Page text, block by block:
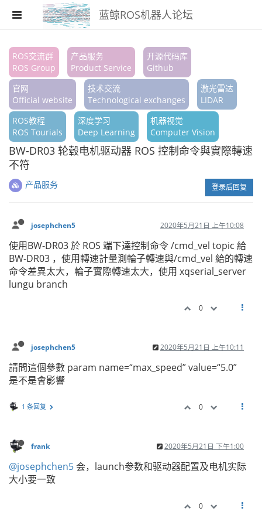
蓝鲸ROS机器人论坛
注册
登录
搜索
版块
话题
热门
ROS交流群
ROS Group
产品服务
Product Service
开源代码库
Github
官网
Official website
技术交流
Technological exchanges
激光雷达
LIDAR
ROS教程
ROS Tourials
深度学习
Deep Learning
机器视觉
Computer Vision
BW-DR03 轮毂电机驱动器 ROS 控制命令與實際轉速
不符
产品服务 登录后回复
josephchen5 2020年5月21日 上午10:08
使用BW-DR03 於 ROS 端下達控制命令 /cmd_vel topic 給
BW-DR03 ，使用轉速計量測輪子轉速與/cmd_vel 給的轉速
命令差異太大，輪子實際轉速太大，使用 xqserial_server
lungu branch
0
josephchen5 2020年5月21日 上午10:11
請問這個參數 param name=“max_speed” value=“5.0”
是不是會影響
1 条回复 0
frank 2020年5月21日 下午1:00
@josephchen5 会，launch参数和驱动器配置及电机实际
大小要一致
0